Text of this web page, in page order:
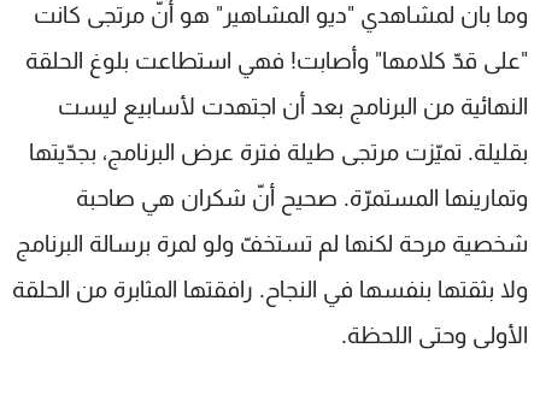
وما بان لمشاهدي "ديو المشاهير" هو أنّ مرتجى كانت
"على قدّ كلامها" وأصابت! فهي استطاعت بلوغ الحلقة
النهائية من البرنامج بعد أن اجتهدت لأسابيع ليست
بقليلة. تميّزت مرتجى طيلة فترة عرض البرنامج، بجدّيتها
وتمارينها المستمرّة. صحيح أنّ شكران هي صاحبة
شخصية مرحة لكنها لم تستخفّ ولو لمرة برسالة البرنامج
ولا بثقتها بنفسها في النجاح. رافقتها المثابرة من الحلقة
الأولى وحتى اللحظة.